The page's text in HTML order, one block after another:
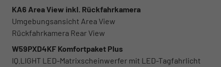
KA6 Area View inkl. Rückfahrkamera
Umgebungsansicht Area View
Rückfahrkamera Rear View
W59PXD4KF Komfortpaket Plus
IQ.LIGHT LED-Matrixscheinwerfer mit LED-Tagfahrlicht